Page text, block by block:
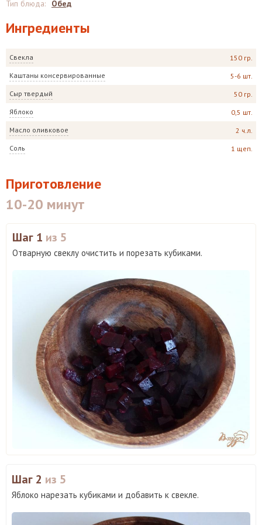
Ингредиенты
Свекла 150 гр.
Каштаны консервированные 5-6 шт.
Сыр твердый 50 гр.
Яблоко 0,5 шт.
Масло оливковое 2 ч.л.
Соль 1 щеп.
Тип блюда: Обед
Приготовление
10-20 минут
Шаг 1 из 5
Отварную свеклу очистить и порезать кубиками.
Шаг 2 из 5
Яблоко нарезать кубиками и добавить к свекле.